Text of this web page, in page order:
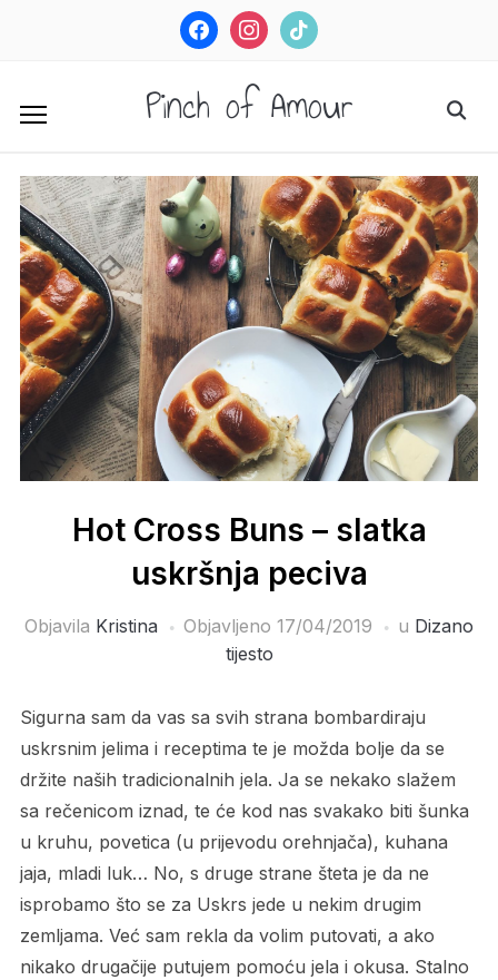
facebookinstagramtiktok
Pinch of Amour
Hot Cross Buns – slatka
uskršnja peciva
Objavila Kristina Objavljeno 17/04/2019 u Dizano
tijesto
Sigurna sam da vas sa svih strana bombardiraju
uskrsnim jelima i receptima te je možda bolje da se
držite naših tradicionalnih jela. Ja se nekako slažem
sa rečenicom iznad, te će kod nas svakako biti šunka
u kruhu, povetica (u prijevodu orehnjača), kuhana
jaja, mladi luk… No, s druge strane šteta je da ne
isprobamo što se za Uskrs jede u nekim drugim
zemljama. Već sam rekla da volim putovati, a ako
nikako drugačije putujem pomoću jela i okusa. Stalno